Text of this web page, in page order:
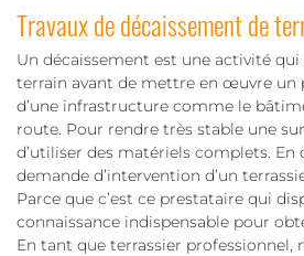
Travaux de décaissement de
Un décaissement est une activité
terrain avant de mettre en œuvre un
d’une infrastructure comme le
route. Pour rendre très stable une
d’utiliser des matériels complets. En
demande d’intervention d’un
Parce que c’est ce prestataire qui
connaissance indispensable pour
En tant que terrassier professionnel,